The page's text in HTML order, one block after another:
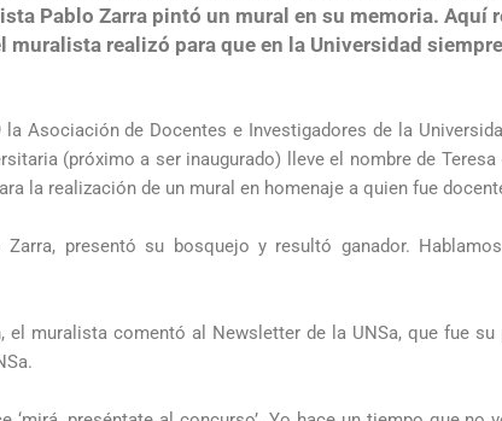
Pablo Zarra pintó un mural en su memoria.
muralista realizó para que en la Universidad
la Asociación de Docentes e Investigadores de la
(próximo a ser inaugurado) lleve el nombre de
la realización de un mural en homenaje a quien fue
Zarra, presentó su bosquejo y resultó ganador.
el muralista comentó al Newsletter de la UNSa, que fue